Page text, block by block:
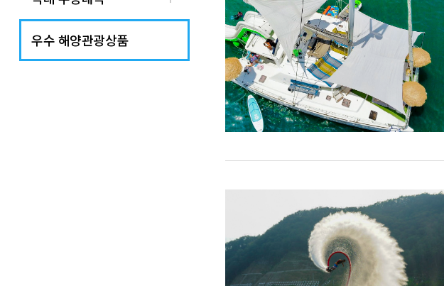
우수 해양관광상품